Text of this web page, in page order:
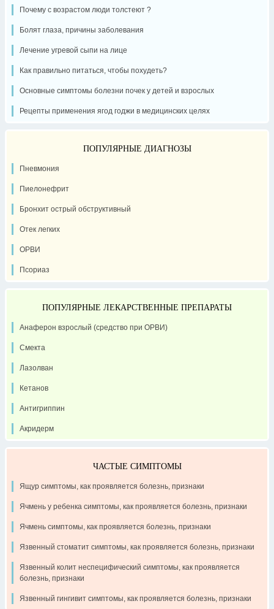
Почему с возрастом люди толстеют ?
Болят глаза, причины заболевания
Лечение угревой сыпи на лице
Как правильно питаться, чтобы похудеть?
Основные симптомы болезни почек у детей и взрослых
Рецепты применения ягод годжи в медицинских целях
ПОПУЛЯРНЫЕ ДИАГНОЗЫ
Пневмония
Пиелонефрит
Бронхит острый обструктивный
Отек легких
ОРВИ
Псориаз
ПОПУЛЯРНЫЕ ЛЕКАРСТВЕННЫЕ ПРЕПАРАТЫ
Анаферон взрослый (средство при ОРВИ)
Смекта
Лазолван
Кетанов
Антигриппин
Акридерм
ЧАСТЫЕ СИМПТОМЫ
Ящур симптомы, как проявляется болезнь, признаки
Ячмень у ребенка симптомы, как проявляется болезнь, признаки
Ячмень симптомы, как проявляется болезнь, признаки
Язвенный стоматит симптомы, как проявляется болезнь, признаки
Язвенный колит неспецифический симптомы, как проявляется
болезнь, признаки
Язвенный гингивит симптомы, как проявляется болезнь, признаки